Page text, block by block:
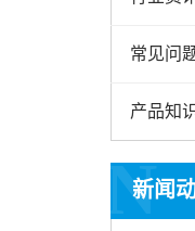
常见问
产品知
新闻
N